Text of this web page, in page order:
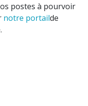
postes à pourvoir
notre portailde